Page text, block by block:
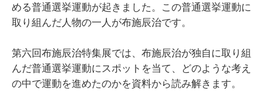
める普通選挙運動が起きました。この普通選挙運動に
取り組んだ人物の一人が布施辰治です。
第六回布施辰治特集展では、布施辰治が独自に取り組
んだ普通選挙運動にスポットを当て、どのような考え
の中で運動を進めたのかを資料から読み解きます。